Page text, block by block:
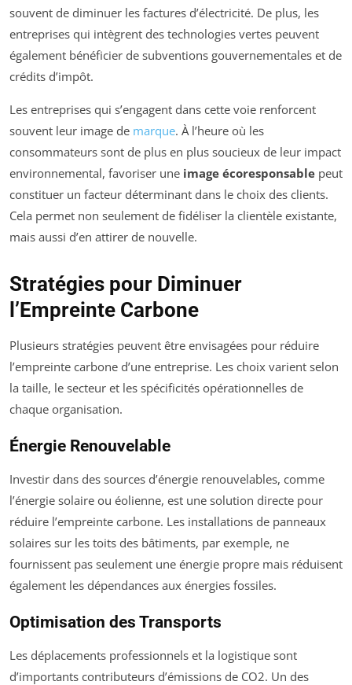
souvent de diminuer les factures d’électricité. De plus, les
entreprises qui intègrent des technologies vertes peuvent
également bénéficier de subventions gouvernementales et de
crédits d’impôt.
Les entreprises qui s’engagent dans cette voie renforcent
souvent leur image de marque. À l’heure où les
consommateurs sont de plus en plus soucieux de leur impact
environnemental, favoriser une image écoresponsable peut
constituer un facteur déterminant dans le choix des clients.
Cela permet non seulement de fidéliser la clientèle existante,
mais aussi d’en attirer de nouvelle.
Stratégies pour Diminuer
l’Empreinte Carbone
Plusieurs stratégies peuvent être envisagées pour réduire
l’empreinte carbone d’une entreprise. Les choix varient selon
la taille, le secteur et les spécificités opérationnelles de
chaque organisation.
Énergie Renouvelable
Investir dans des sources d’énergie renouvelables, comme
l’énergie solaire ou éolienne, est une solution directe pour
réduire l’empreinte carbone. Les installations de panneaux
solaires sur les toits des bâtiments, par exemple, ne
fournissent pas seulement une énergie propre mais réduisent
également les dépendances aux énergies fossiles.
Optimisation des Transports
Les déplacements professionnels et la logistique sont
d’importants contributeurs d’émissions de CO2. Un des